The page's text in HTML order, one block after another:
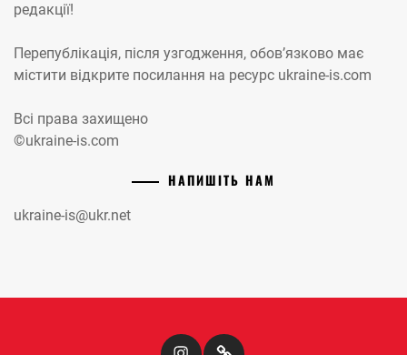
редакції!
Перепублікація, після узгодження, обов’язково має
містити відкрите посилання на ресурс ukraine-is.com
Всі права захищено
©ukraine-is.com
НАПИШІТЬ НАМ
ukraine-is@ukr.net
InstagramКіномандри